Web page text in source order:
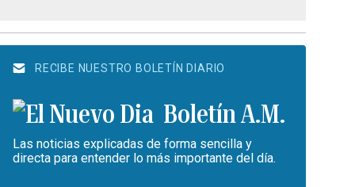
RECIBE NUESTRO BOLETÍN DIARIO
Boletín A.M.
Las noticias explicadas de forma sencilla y
directa para entender lo más importante del día.